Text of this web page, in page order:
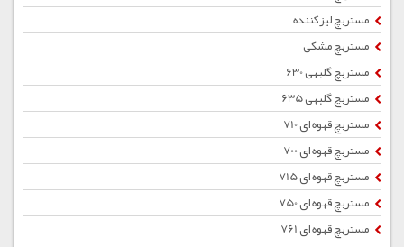
مستربچ لیزکننده
مستربچ مشکی
مستربچ گلبهی 630
مستربچ گلبهی 635
مستربچ قهوه ای 710
مستربچ قهوه ای 700
مستربچ قهوه ای 715
مستربچ قهوه ای 750
مستربچ قهوه ای 761